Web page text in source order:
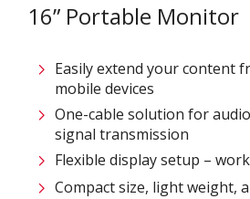
16” Portable Monitor
Easily extend your content
mobile devices
One-cable solution for
signal transmission
Flexible display setup –
Compact size, light weight,